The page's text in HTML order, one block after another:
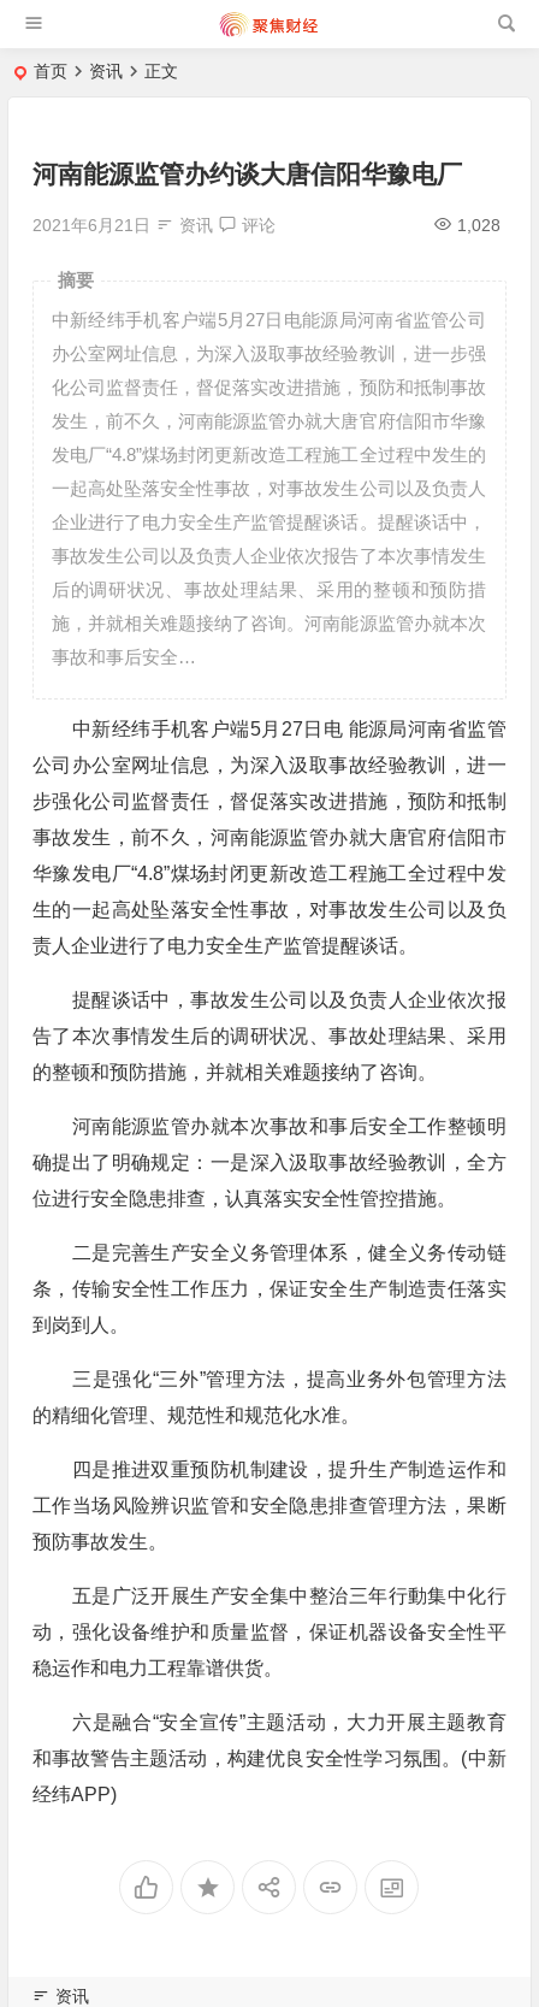
首页 资讯 正文
河南能源监管办约谈大唐信阳华豫电厂
2021年6月21日 资讯 评论 1,028
摘要
中新经纬手机客户端5月27日电能源局河南省监管公司
办公室网址信息，为深入汲取事故经验教训，进一步强
化公司监督责任，督促落实改进措施，预防和抵制事故
发生，前不久，河南能源监管办就大唐官府信阳市华豫
发电厂“4.8”煤场封闭更新改造工程施工全过程中发生的
一起高处坠落安全性事故，对事故发生公司以及负责人
企业进行了电力安全生产监管提醒谈话。提醒谈话中，
事故发生公司以及负责人企业依次报告了本次事情发生
后的调研状况、事故处理結果、采用的整顿和预防措
施，并就相关难题接纳了咨询。河南能源监管办就本次
事故和事后安全…
中新经纬手机客户端5月27日电 能源局河南省监管
公司办公室网址信息，为深入汲取事故经验教训，进一
步强化公司监督责任，督促落实改进措施，预防和抵制
事故发生，前不久，河南能源监管办就大唐官府信阳市
华豫发电厂“4.8”煤场封闭更新改造工程施工全过程中发
生的一起高处坠落安全性事故，对事故发生公司以及负
责人企业进行了电力安全生产监管提醒谈话。
提醒谈话中，事故发生公司以及负责人企业依次报
告了本次事情发生后的调研状况、事故处理結果、采用
的整顿和预防措施，并就相关难题接纳了咨询。
河南能源监管办就本次事故和事后安全工作整顿明
确提出了明确规定：一是深入汲取事故经验教训，全方
位进行安全隐患排查，认真落实安全性管控措施。
二是完善生产安全义务管理体系，健全义务传动链
条，传输安全性工作压力，保证安全生产制造责任落实
到岗到人。
三是强化“三外”管理方法，提高业务外包管理方法
的精细化管理、规范性和规范化水准。
四是推进双重预防机制建设，提升生产制造运作和
工作当场风险辨识监管和安全隐患排查管理方法，果断
预防事故发生。
五是广泛开展生产安全集中整治三年行動集中化行
动，强化设备维护和质量监督，保证机器设备安全性平
稳运作和电力工程靠谱供货。
六是融合“安全宣传”主题活动，大力开展主题教育
和事故警告主题活动，构建优良安全性学习氛围。(中新
经纬APP)
资讯